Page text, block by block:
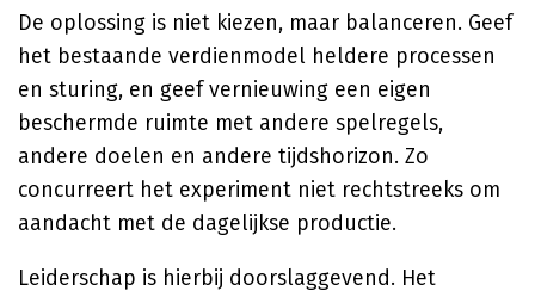
De oplossing is niet kiezen, maar balanceren. Geef
het bestaande verdienmodel heldere processen
en sturing, en geef vernieuwing een eigen
beschermde ruimte met andere spelregels,
andere doelen en andere tijdshorizon. Zo
concurreert het experiment niet rechtstreeks om
aandacht met de dagelijkse productie.
Leiderschap is hierbij doorslaggevend. Het